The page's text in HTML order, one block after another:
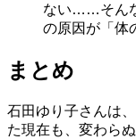
ない……そん
の原因が「体
まとめ
石田ゆり子さんは
た現在も、変わら